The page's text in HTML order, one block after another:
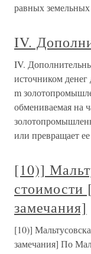
равных
IV.
IV.
источником
m
обмениваемая на
или превращает ее
[10)]
стоимости
замечания]
[10)]
замечания] По